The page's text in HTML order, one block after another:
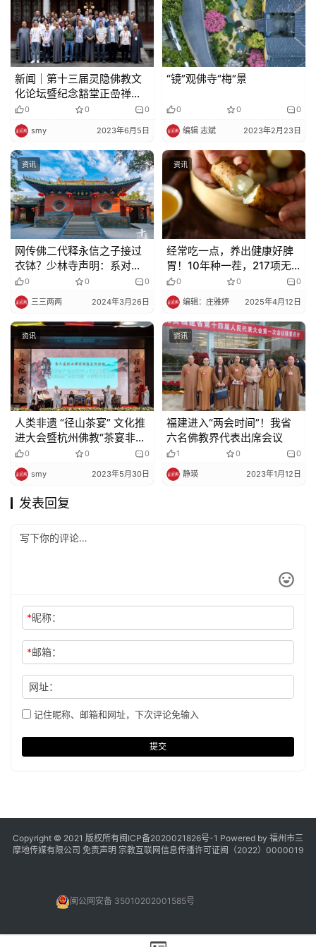
新闻｜第十三届灵隐佛教文
化论坛暨纪念豁堂正嵒禅师
诞辰426周年学术研讨会在
杭州灵隐寺举行
0 0 0
smy 2023年6月5日
“镜”观佛寺“梅”景
0 0 0
编辑 志斌 2023年2月23日
资讯
网传佛二代释永信之子接过
衣钵？少林寺声明：系对永
信方丈的严重诬蔑！
0 0 0
三三两两 2024年3月26日
资讯
经常吃一点，养出健康好脾
胃！10年种一茬，217项无
农残，关键好山药还不贵~
0 0 0
编辑：庄雅婷 2025年4月12日
资讯
人类非遗 “径山茶宴” 文化推
进大会暨杭州佛教“茶宴非
遗”专研班开班仪式在余杭径
山举行
0 0 0
smy 2023年5月30日
资讯
福建进入“两会时间”！我省
六名佛教界代表出席会议
1 0 0
静瑛 2023年1月12日
发表回复
*昵称：
*邮箱：
网址：
记住昵称、邮箱和网址，下次评论免输入
提交
Copyright © 2021 版权所有闽ICP备2020021826号-1 Powered by 福州市三
摩地传媒有限公司 免责声明 宗教互联网信息传播许可证闽（2022）0000019
闽公网安备 35010202001585号